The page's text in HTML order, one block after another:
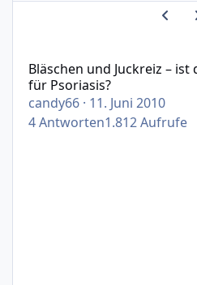
Bläschen und Juckreiz – ist
für Psoriasis?
candy66 · 11. Juni 2010
4Antworten1.812Aufrufe